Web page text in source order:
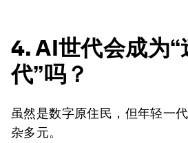
4. AI世代会成为“
代”吗？
虽然是数字原住民，但年轻一
杂多元。